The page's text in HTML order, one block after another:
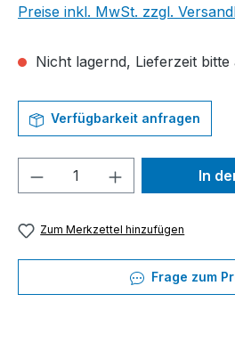
Preise inkl. MwSt. zzgl.
Nicht lagernd, Lieferzeit
Verfügbarkeit anfragen
Produkt Anzahl: Gib
In
Zum Merkzettel hinzufügen
Frage zum